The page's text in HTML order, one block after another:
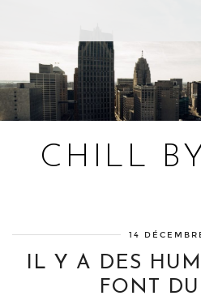
CHILL
14
IL Y A DES
FONT